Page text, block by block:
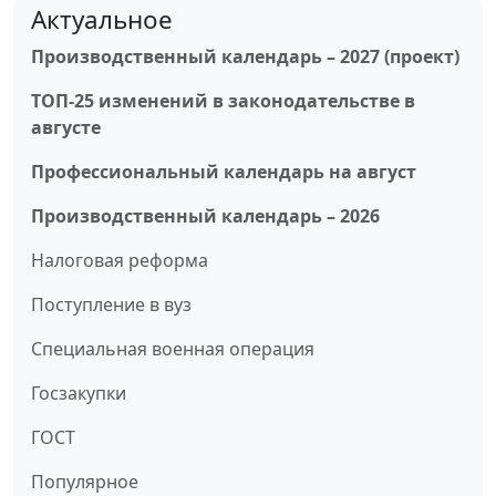
Актуальное
Производственный календарь – 2027 (проект)
ТОП-25 изменений в законодательстве в
августе
Профессиональный календарь на август
Производственный календарь – 2026
Налоговая реформа
Поступление в вуз
Специальная военная операция
Госзакупки
ГОСТ
Популярное